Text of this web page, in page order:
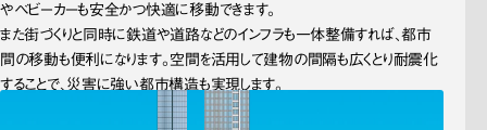
やベビーカーも安全かつ快適に移動できます。
また街づくりと同時に鉄道や道路などのインフラも一体整備すれば、都市
間の移動も便利になります。空間を活用して建物の間隔も広くとり耐震化
することで、災害に強い都市構造も実現します。